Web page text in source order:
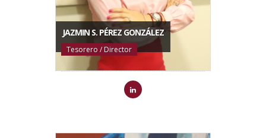
JAZMIN S. PÉREZ GONZÁLEZ
Tesorero / Director